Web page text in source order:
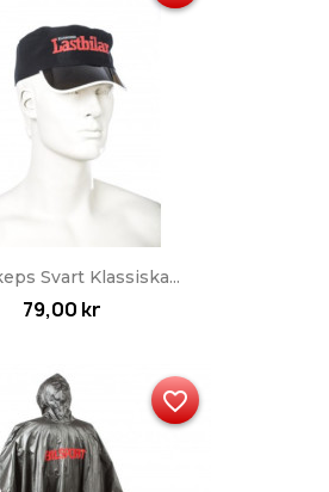
Svart Klassiska...
79,00 kr
favorite_border